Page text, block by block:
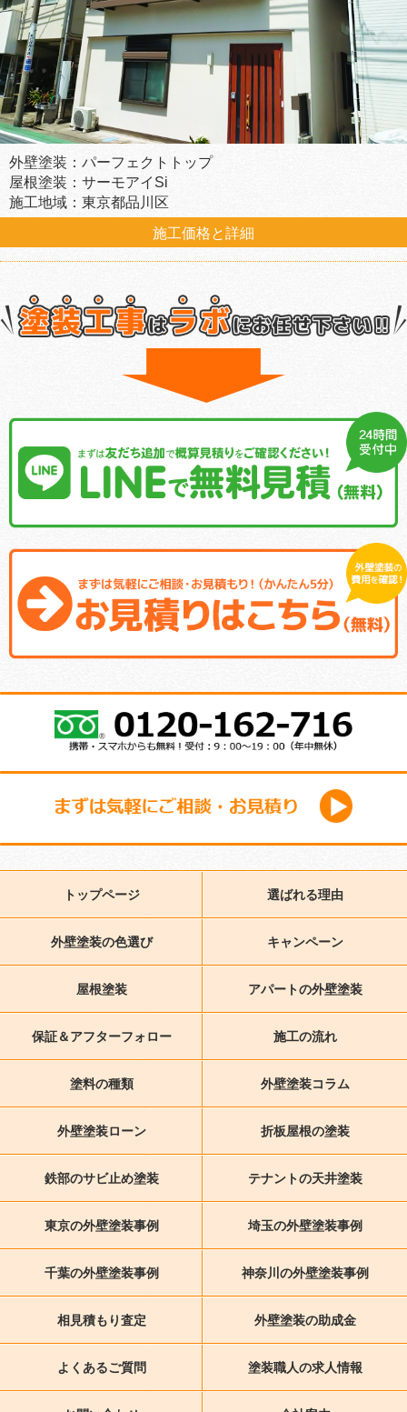
外壁塗装：パーフェクトトップ
屋根塗装：サーモアイSi
施工地域：東京都品川区
施工価格と詳細
トップページ 選ばれる理由
外壁塗装の色選び キャンペーン
屋根塗装 アパートの外壁塗装
保証＆アフターフォロー 施工の流れ
塗料の種類 外壁塗装コラム
外壁塗装ローン 折板屋根の塗装
鉄部のサビ止め塗装 テナントの天井塗装
東京の外壁塗装事例 埼玉の外壁塗装事例
千葉の外壁塗装事例 神奈川の外壁塗装事例
相見積もり査定 外壁塗装の助成金
よくあるご質問 塗装職人の求人情報